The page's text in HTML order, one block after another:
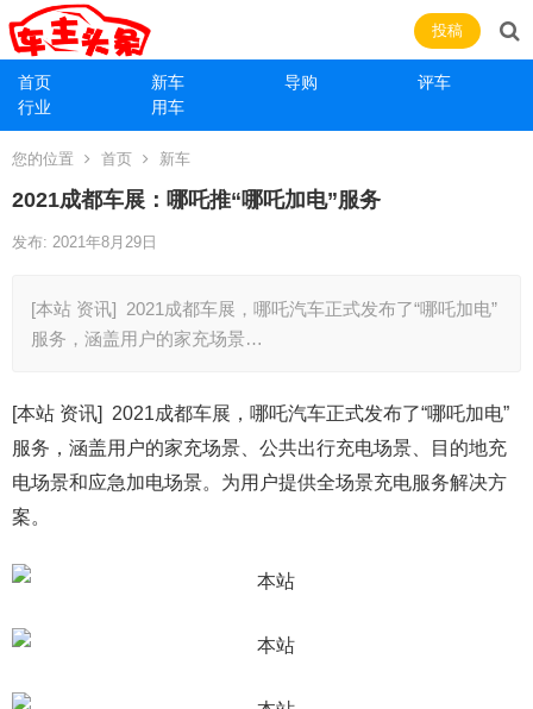
首页 新车 导购
评车
行业
用车
投稿
您的位置 首页 新车
2021成都车展：哪吒推“哪吒加电”服务
发布: 2021年8月29日
[本站 资讯] 2021成都车展，哪吒汽车正式发布了“哪吒加电”
服务，涵盖用户的家充场景…
[本站 资讯] 2021成都车展，哪吒汽车正式发布了“哪吒加电”
服务，涵盖用户的家充场景、公共出行充电场景、目的地充
电场景和应急加电场景。为用户提供全场景充电服务解决方
案。